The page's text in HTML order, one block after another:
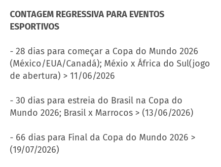
CONTAGEM REGRESSIVA PARA EVENTOS
ESPORTIVOS
- 28 dias para começar a Copa do Mundo 2026
(México/EUA/Canadá); Méxio x África do Sul(jogo
de abertura) > 11/06/2026
- 30 dias para estreia do Brasil na Copa do
Mundo 2026; Brasil x Marrocos > (13/06/2026)
- 66 dias para Final da Copa do Mundo 2026 >
(19/07/2026)